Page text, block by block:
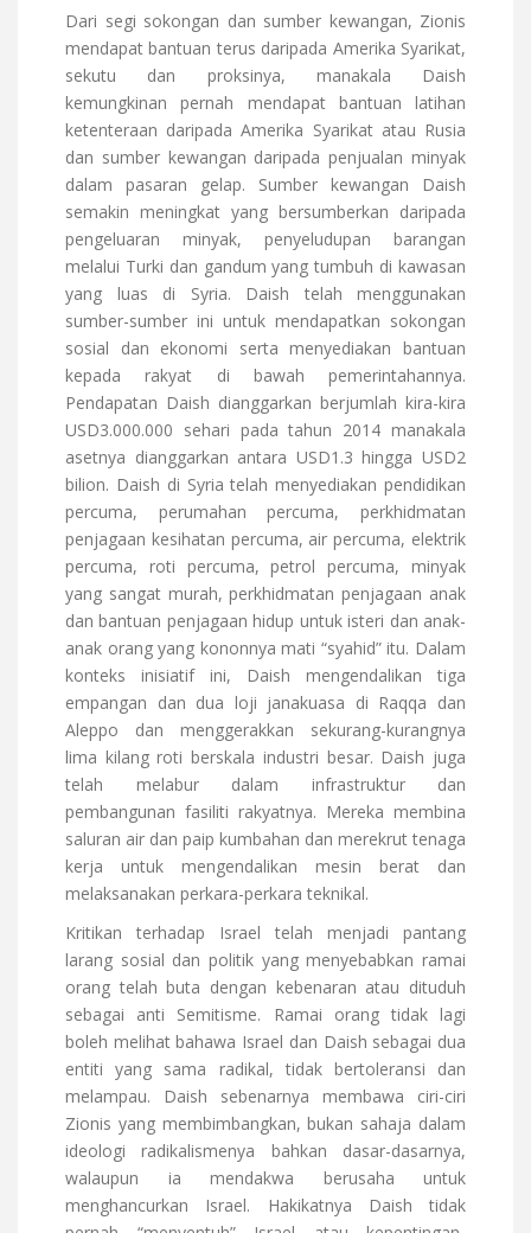
Dari segi sokongan dan sumber kewangan, Zionis
mendapat bantuan terus daripada Amerika Syarikat,
sekutu dan proksinya, manakala Daish
kemungkinan pernah mendapat bantuan latihan
ketenteraan daripada Amerika Syarikat atau Rusia
dan sumber kewangan daripada penjualan minyak
dalam pasaran gelap. Sumber kewangan Daish
semakin meningkat yang bersumberkan daripada
pengeluaran minyak, penyeludupan barangan
melalui Turki dan gandum yang tumbuh di kawasan
yang luas di Syria. Daish telah menggunakan
sumber-sumber ini untuk mendapatkan sokongan
sosial dan ekonomi serta menyediakan bantuan
kepada rakyat di bawah pemerintahannya.
Pendapatan Daish dianggarkan berjumlah kira-kira
USD3.000.000 sehari pada tahun 2014 manakala
asetnya dianggarkan antara USD1.3 hingga USD2
bilion. Daish di Syria telah menyediakan pendidikan
percuma, perumahan percuma, perkhidmatan
penjagaan kesihatan percuma, air percuma, elektrik
percuma, roti percuma, petrol percuma, minyak
yang sangat murah, perkhidmatan penjagaan anak
dan bantuan penjagaan hidup untuk isteri dan anak-
anak orang yang kononnya mati “syahid” itu. Dalam
konteks inisiatif ini, Daish mengendalikan tiga
empangan dan dua loji janakuasa di Raqqa dan
Aleppo dan menggerakkan sekurang-kurangnya
lima kilang roti berskala industri besar. Daish juga
telah melabur dalam infrastruktur dan
pembangunan fasiliti rakyatnya. Mereka membina
saluran air dan paip kumbahan dan merekrut tenaga
kerja untuk mengendalikan mesin berat dan
melaksanakan perkara-perkara teknikal.
Kritikan terhadap Israel telah menjadi pantang
larang sosial dan politik yang menyebabkan ramai
orang telah buta dengan kebenaran atau dituduh
sebagai anti Semitisme. Ramai orang tidak lagi
boleh melihat bahawa Israel dan Daish sebagai dua
entiti yang sama radikal, tidak bertoleransi dan
melampau. Daish sebenarnya membawa ciri-ciri
Zionis yang membimbangkan, bukan sahaja dalam
ideologi radikalismenya bahkan dasar-dasarnya,
walaupun ia mendakwa berusaha untuk
menghancurkan Israel. Hakikatnya Daish tidak